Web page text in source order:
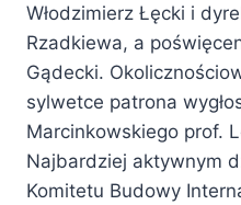
Włodzimierz Łęcki i
Rzadkiewa, a
Gądecki.
sylwetce patrona
Marcinkowskiego prof.
Najbardziej aktywnym
Komitetu Budowy